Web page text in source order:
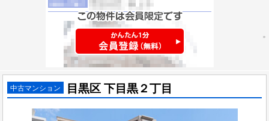
中古マンション 目黒区 下目黒２丁目